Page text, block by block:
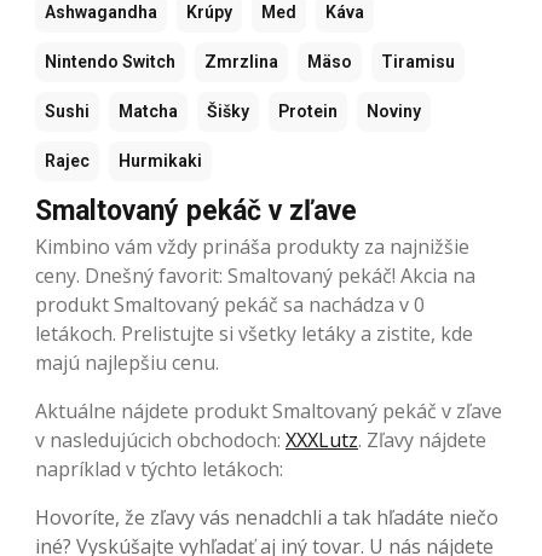
Ashwagandha Krúpy Med Káva
Nintendo Switch Zmrzlina Mäso Tiramisu
Sushi Matcha Šišky Protein Noviny
Rajec Hurmikaki
Smaltovaný pekáč v zľave
Kimbino vám vždy prináša produkty za najnižšie
ceny. Dnešný favorit: Smaltovaný pekáč! Akcia na
produkt Smaltovaný pekáč sa nachádza v 0
letákoch. Prelistujte si všetky letáky a zistite, kde
majú najlepšiu cenu.
Aktuálne nájdete produkt Smaltovaný pekáč v zľave
v nasledujúcich obchodoch: XXXLutz. Zľavy nájdete
napríklad v týchto letákoch:
Hovoríte, že zľavy vás nenadchli a tak hľadáte niečo
iné? Vyskúšajte vyhľadať aj iný tovar. U nás nájdete